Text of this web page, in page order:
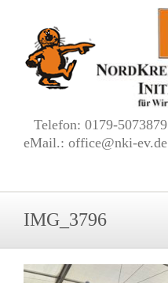
springen
Telefon: 0179-5073879
eMail.: office@nki-ev.de
IMG_3796